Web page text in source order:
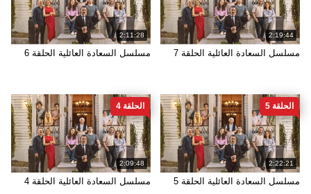
2:19:44
مسلسل السعادة العائلية الحلقة 7
2:11:28
مسلسل السعادة العائلية الحلقة 6
2:22:21
الحلقة 5
مسلسل السعادة العائلية الحلقة 5
2:09:48
الحلقة 4
مسلسل السعادة العائلية الحلقة 4